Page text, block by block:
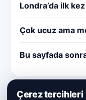
Londra’da ilk
Çok ucuz ama
Bu sayfada
Çerez tercihleri